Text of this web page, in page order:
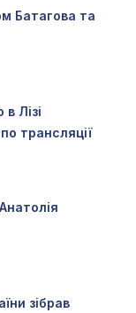
Батагова та
Лізі
трансляції
зібрав